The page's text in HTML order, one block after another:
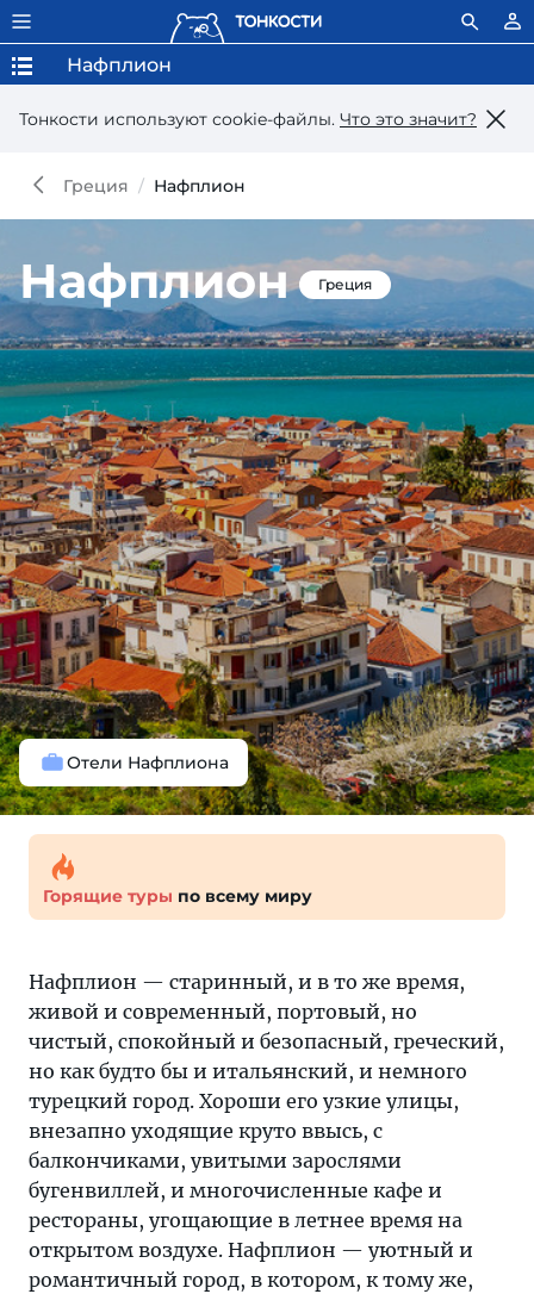
Тонкости используют сookie-файлы. Что это значит?
Нафплион
Греция Нафплион
Нафплион Греция
Отели Нафплиона
Горящие туры по всему миру
Нафплион — старинный, и в то же время,
живой и современный, портовый, но
чистый, спокойный и безопасный, греческий,
но как будто бы и итальянский, и немного
турецкий город. Хороши его узкие улицы,
внезапно уходящие круто ввысь, с
балкончиками, увитыми зарослями
бугенвиллей, и многочисленные кафе и
рестораны, угощающие в летнее время на
открытом воздухе. Нафплион — уютный и
романтичный город, в котором, к тому же,